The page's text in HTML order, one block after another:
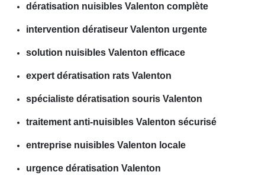
dératisation nuisibles Valenton complète
intervention dératiseur Valenton urgente
solution nuisibles Valenton efficace
expert dératisation rats Valenton
spécialiste dératisation souris Valenton
traitement anti-nuisibles Valenton sécurisé
entreprise nuisibles Valenton locale
urgence dératisation Valenton